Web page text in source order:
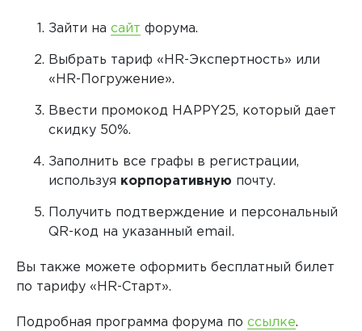
Зайти на сайт форума.
Выбрать тариф «HR-Экспертность» или
«HR-Погружение».
Ввести промокод HAPPY25, который дает
скидку 50%.
Заполнить все графы в регистрации,
используя корпоративную почту.
Получить подтверждение и персональный
QR-код на указанный email.
Вы также можете оформить бесплатный билет
по тарифу «HR-Старт».
Подробная программа форума по ссылке.